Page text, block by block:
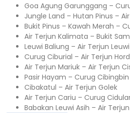
Goa Agung Garunggang –
Jungle Land – Hutan Pinus –
Bukit Pinus – Kawah Merah –
Air Terjun Kalimata – Bukit
Leuwi Baliung – Air Terjun
Curug Ciburial – Air Terjun
Air Terjun Mariuk – Air Terjun
Pasir Hayam – Curug Cibingbin
Cibakatul – Air Terjun Golek
Air Terjun Cariu – Curug
Babakan Leuwi Asih – Air